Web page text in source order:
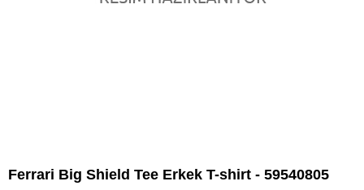
Ferrari Big Shield Tee Erkek T-shirt - 59540805